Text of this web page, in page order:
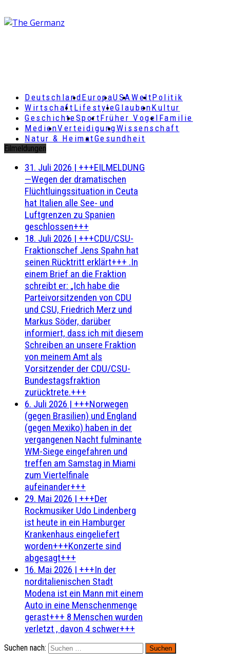
DeutschlandEuropaUSAWeltPolitik
Wirtschaft LifestyleGlaubenKultur
GeschichteSportFrüher Vogel Familie
MedienVerteidigungWissenschaft
Natur & HeimatGesundheit
Eilmeldungen
31. Juli 2026 | +++EILMELDUNG
—Wegen der dramatischen
Flüchtluingssituation in Ceuta
hat Italien alle See- und
Luftgrenzen zu Spanien
geschlossen+++
18. Juli 2026 | +++CDU/CSU-
Fraktionschef Jens Spahn hat
seinen Rücktritt erklärt+++ .In
einem Brief an die Fraktion
schreibt er: „Ich habe die
Parteivorsitzenden von CDU
und CSU, Friedrich Merz und
Markus Söder, darüber
informiert, dass ich mit diesem
Schreiben an unsere Fraktion
von meinem Amt als
Vorsitzender der CDU/CSU-
Bundestagsfraktion
zurücktrete.+++
6. Juli 2026 | +++Norwegen
(gegen Brasilien) und England
(gegen Mexiko) haben in der
vergangenen Nacht fulminante
WM-Siege eingefahren und
treffen am Samstag in Miami
zum Viertelfinale
aufeinander+++
29. Mai 2026 | +++Der
Rockmusiker Udo Lindenberg
ist heute in ein Hamburger
Krankenhaus eingeliefert
worden+++Konzerte sind
abgesagt+++
16. Mai 2026 | +++In der
norditalienischen Stadt
Modena ist ein Mann mit einem
Auto in eine Menschenmenge
gerast+++ 8 Menschen wurden
verletzt , davon 4 schwer+++
Suchen nach: